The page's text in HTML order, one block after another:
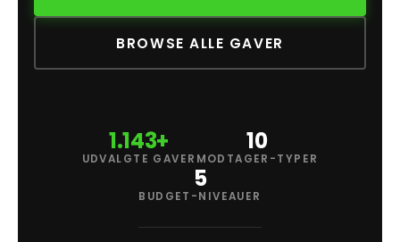
BROWSE ALLE GAVER
1.143+
UDVALGTE GAVER
10
MODTAGER-TYPER
5
BUDGET-NIVEAUER